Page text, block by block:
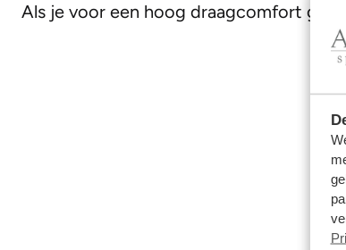
Als je voor een hoog draagcomfort gaat